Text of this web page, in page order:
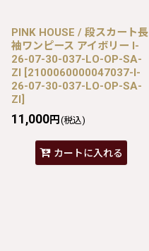
PINK HOUSE / 段スカート長
袖ワンピース アイボリー I-
26-07-30-037-LO-OP-SA-
ZI [2100060000047037-I-
26-07-30-037-LO-OP-SA-
ZI]
11,000円 (税込)
カートに入れる